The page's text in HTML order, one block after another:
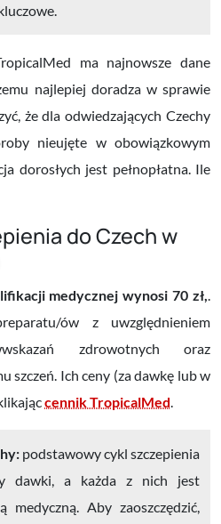
ma najnowsze dane
najlepiej doradza w sprawie
że dla odwiedzających Czechy
nieujęte w obowiązkowym
dorosłych jest pełnopłatna. Ile
do Czech w
medycznej wynosi 70 zł,.
ów z uwzględnieniem
zdrowotnych oraz
szczeń. Ich ceny (za dawkę lub w
cennik TropicalMed.
podstawowy cykl szczepienia
dawki, a każda z nich jest
medyczną. Aby zaoszczędzić,